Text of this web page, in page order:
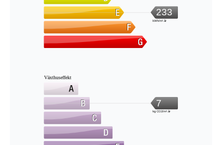
233
kWh/m².år
Växthuseffekt
7
kg CO2/m².år